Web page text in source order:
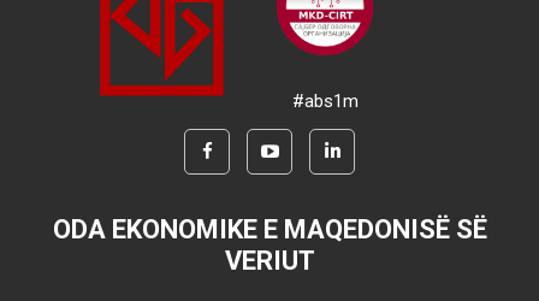
#abs1m
ODA EKONOMIKE E MAQEDONISË SË
VERIUT